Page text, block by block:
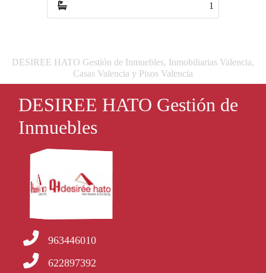
1
DESIREE HATO Gestión de Inmuebles, Inmobiliarias Valencia,
Casas Valencia y Pisos Valencia
DESIREE HATO Gestión de
Inmuebles
963446010
622897392